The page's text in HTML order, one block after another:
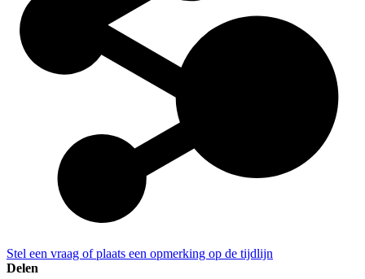
Stel een vraag of plaats een opmerking op de tijdlijn
Delen